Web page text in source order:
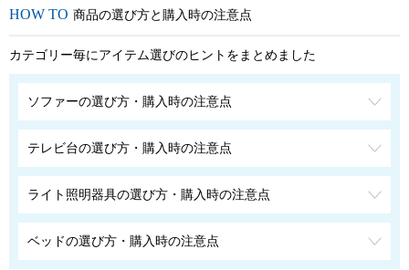
商品の選び方と購入時の注意点
カテゴリー毎にアイテム選びのヒントをまとめました
ソファーの選び方・購入時の注意点
テレビ台の選び方・購入時の注意点
ライト照明器具の選び方・購入時の注意点
ベッドの選び方・購入時の注意点